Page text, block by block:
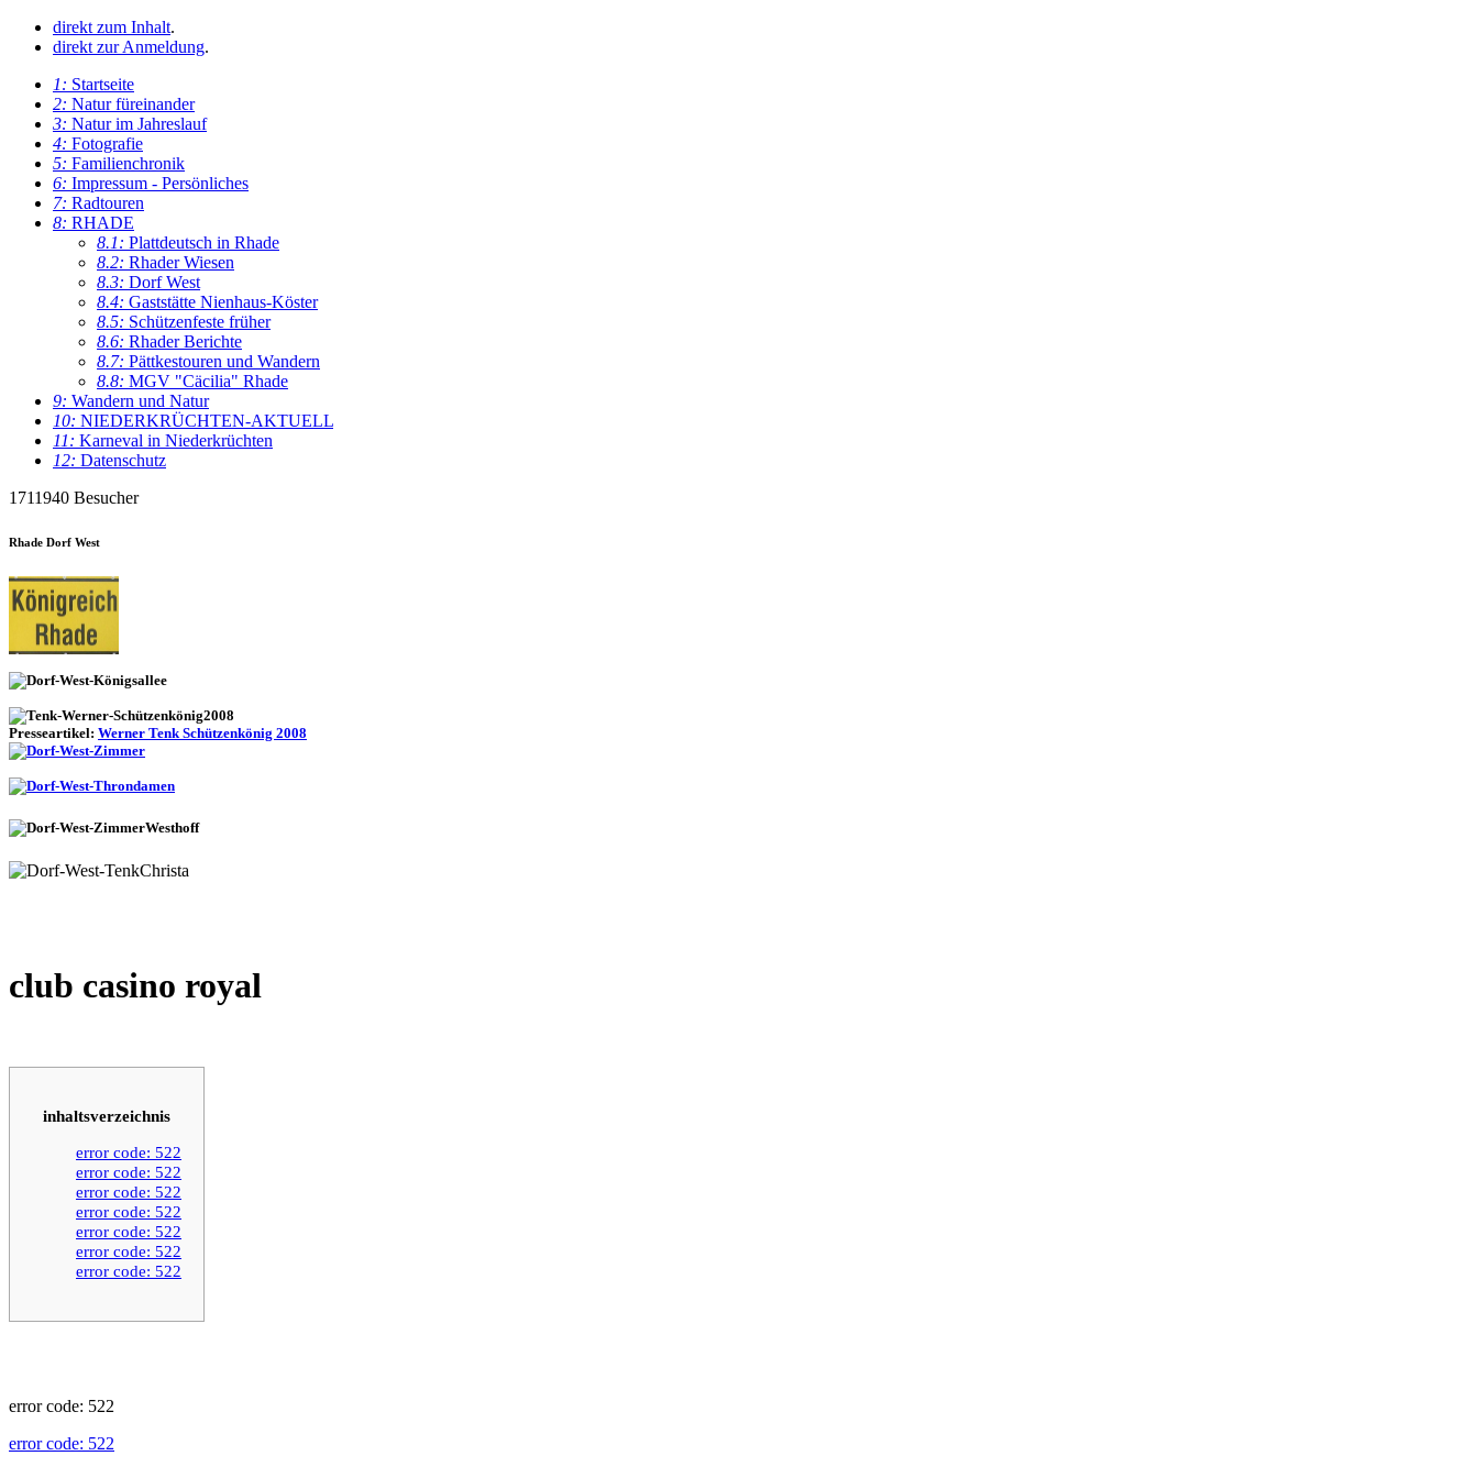
direkt zum Inhalt.
direkt zur Anmeldung.
1: Startseite
2: Natur füreinander
3: Natur im Jahreslauf
4: Fotografie
5: Familienchronik
6: Impressum - Persönliches
7: Radtouren
8: RHADE
8.1: Plattdeutsch in Rhade
8.2: Rhader Wiesen
8.3: Dorf West
8.4: Gaststätte Nienhaus-Köster
8.5: Schützenfeste früher
8.6: Rhader Berichte
8.7: Pättkestouren und Wandern
8.8: MGV "Cäcilia" Rhade
9: Wandern und Natur
10: NIEDERKRÜCHTEN-AKTUELL
11: Karneval in Niederkrüchten
12: Datenschutz
1711940 Besucher
Rhade Dorf West
Presseartikel: Werner Tenk Schützenkönig 2008
club casino royal
inhaltsverzeichnis
error code: 522
error code: 522
error code: 522
error code: 522
error code: 522
error code: 522
error code: 522
error code: 522
error code: 522